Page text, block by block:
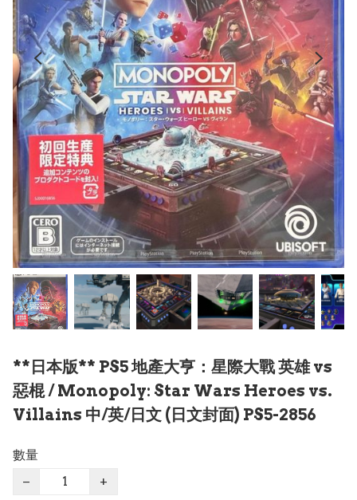
**日本版** PS5 地產大亨：星際大戰 英雄 vs
惡棍 / Monopoly: Star Wars Heroes vs.
Villains 中/英/日文 (日文封面) PS5-2856
數量
−
+